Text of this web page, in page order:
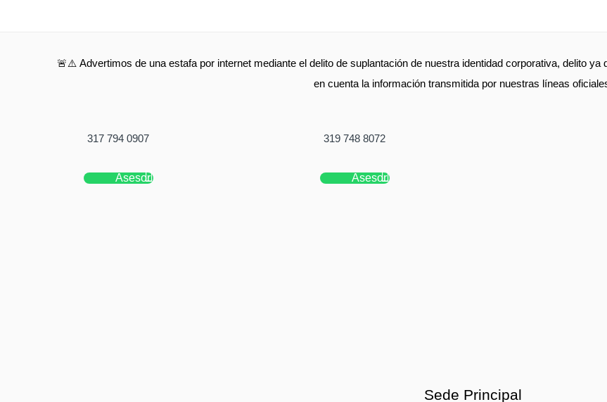
🚨⚠️ Advertimos de una estafa por internet mediante el delito de suplantación de nuestra identidad corporativa, delito
en cuenta la información transmitida por nuestras líneas
317 794 0907
Asesor
319 748 8072
Asesor
Sede Principal